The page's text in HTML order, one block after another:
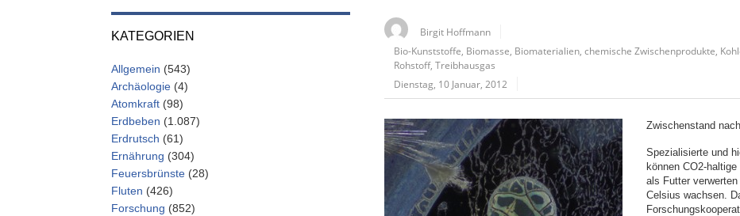
Birgit Hoffmann
Bio-Kunststoffe Biomasse Biomaterialien ,chemische Zwischenprodukte
Rohstoff,Treibhausgas
Dienstag, 10 Januar, 2012
Zwischenstand
Spezialisierte und
können CO2-
als Futter
Celsius wachsen.
KATEGORIEN
Allgemein (543)
Archäologie (4)
Atomkraft (98)
Erdbeben (1.087)
Erdrutsch (61)
Ernährung (304)
Feuersbrünste (28)
Fluten (426)
Forschung (852)